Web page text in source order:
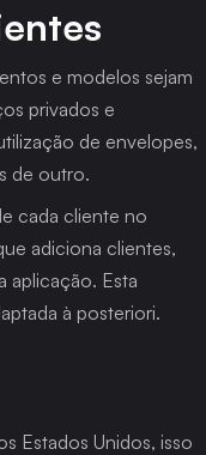
e modelos sejam
privados e
de envelopes,
de outro.
cada cliente no
adiciona clientes,
aplicação. Esta
à posteriori.
Estados Unidos, isso